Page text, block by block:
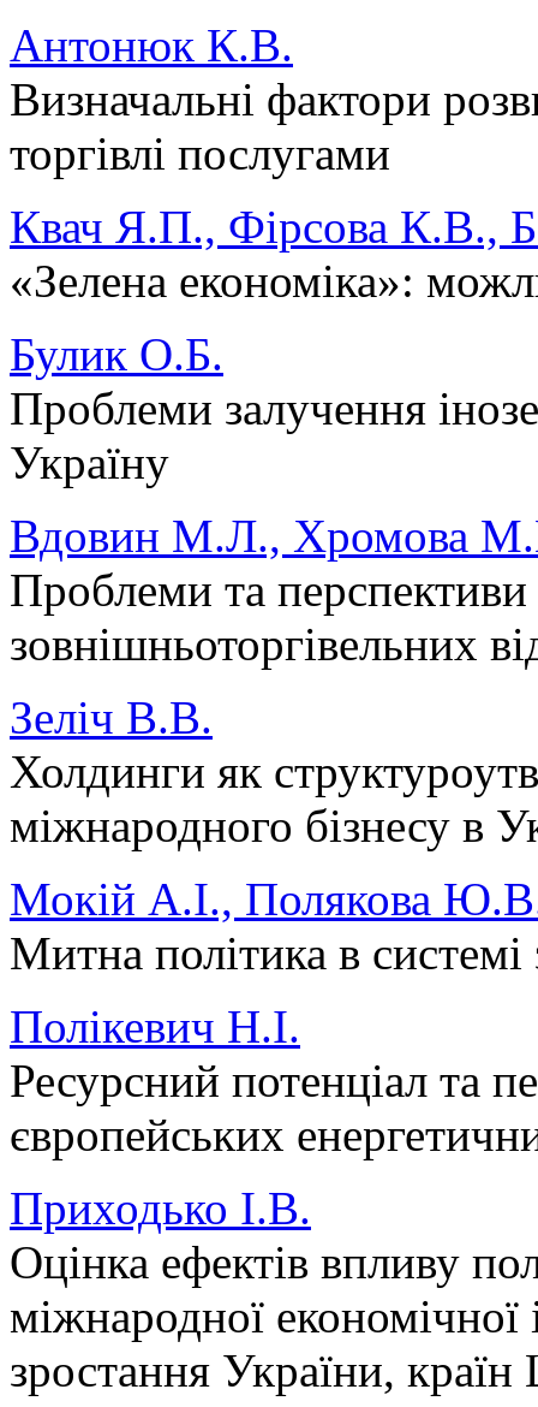
Антонюк К.В.
Визначальні фактори
торгівлі послугами
Квач Я.П., Фірсова К.В.,
«Зелена економіка»:
Булик О.Б.
Проблеми залучення
Україну
Вдовин М.Л., Хромова
Проблеми та перспективи
зовнішньоторгівельних
Зеліч В.В.
Холдинги як
міжнародного бізнесу в
Мокій А.І., Полякова
Митна політика в
Полікевич Н.І.
Ресурсний потенціал та
європейських
Приходько І.В.
Оцінка ефектів впливу
міжнародної економічної
зростання України,